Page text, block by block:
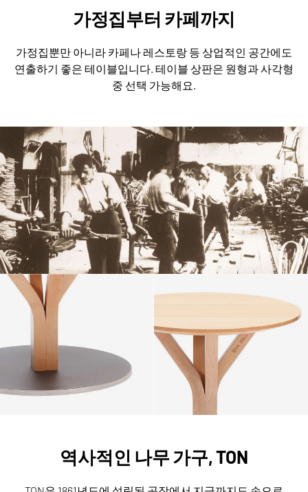
가정집부터 카페까지
가정집뿐만 아니라 카페나 레스토랑 등 상업적인 공간에도
연출하기 좋은 테이블입니다. 테이블 상판은 원형과 사각형
중 선택 가능해요.
역사적인 나무 가구, TON